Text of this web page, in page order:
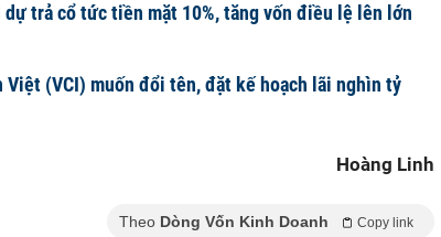
dự trả cổ tức tiền mặt 10%, tăng vốn điều lệ lên lớn
Việt (VCI) muốn đổi tên, đặt kế hoạch lãi nghìn tỷ
Hoàng Linh
Theo Dòng Vốn Kinh Doanh Copy link